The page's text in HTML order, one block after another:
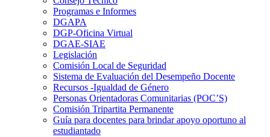
Programas e Informes
DGAPA
DGP-Oficina Virtual
DGAE-SIAE
Legislación
Comisión Local de Seguridad
Sistema de Evaluación del Desempeño Docente
Recursos -Igualdad de Género
Personas Orientadoras Comunitarias (POC’S)
Comisión Tripartita Permanente
Guía para docentes para brindar apoyo oportuno al
estudiantado